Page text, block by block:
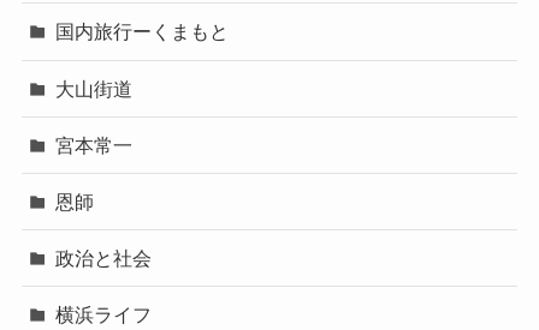
国内旅行ーくまもと
大山街道
宮本常一
恩師
政治と社会
横浜ライフ